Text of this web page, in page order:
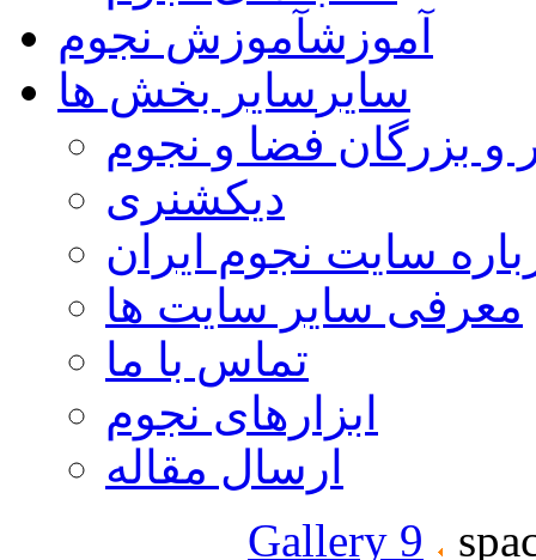
آموزشآموزش نجوم
سایر سایر بخش ها
و بزرگان فضا و نجوم
دیکشنری
سایت نجوم ایران
معرفی سایر سایت ها
تماس با ما
ابزارهای نجوم
ارسال مقاله
Gallery 9